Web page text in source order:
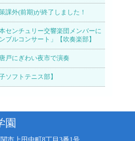
課外(前期)が終了しました！
センチュリー交響楽団メンバーに
ブルコンサート」【吹奏楽部】
戸にぎわい夜市で演奏
ソフトテニス部】
園